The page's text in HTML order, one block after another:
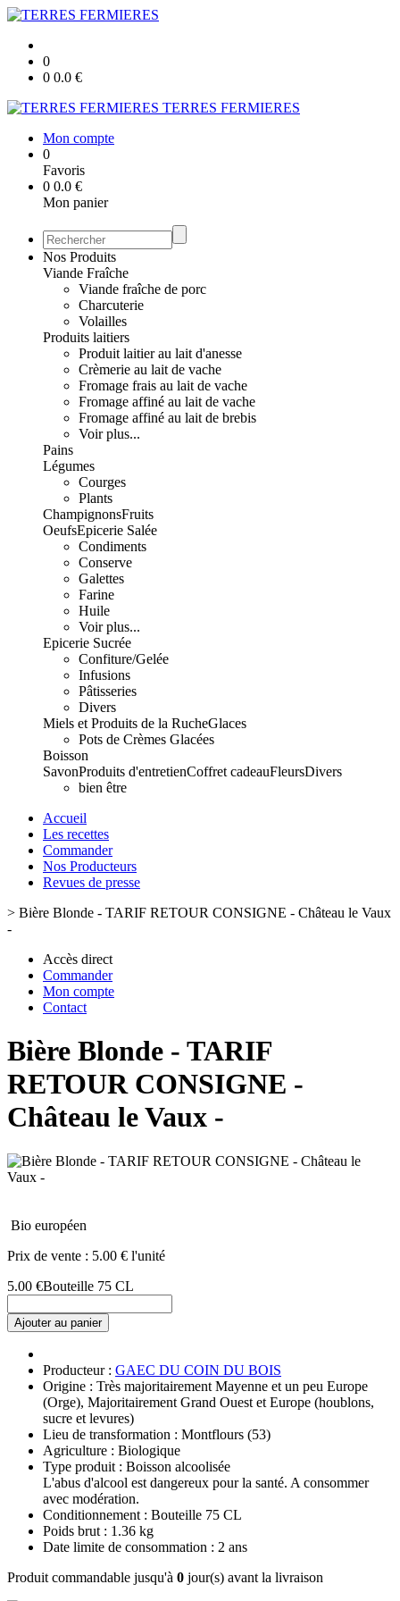
0
0 0.0 €
TERRES FERMIERES
Mon compte
0
Favoris
0 0.0 €
Mon panier
Nos Produits
Viande Fraîche
Viande fraîche de porc
Charcuterie
Volailles
Produits laitiers
Produit laitier au lait d'anesse
Crèmerie au lait de vache
Fromage frais au lait de vache
Fromage affiné au lait de vache
Fromage affiné au lait de brebis
Voir plus...
Pains
Légumes
Courges
Plants
ChampignonsFruits
OeufsEpicerie Salée
Condiments
Conserve
Galettes
Farine
Huile
Voir plus...
Epicerie Sucrée
Confiture/Gelée
Infusions
Pâtisseries
Divers
Miels et Produits de la RucheGlaces
Pots de Crèmes Glacées
Boisson
SavonProduits d'entretienCoffret cadeauFleursDivers
bien être
Accueil
Les recettes
Commander
Nos Producteurs
Revues de presse
> Bière Blonde - TARIF RETOUR CONSIGNE - Château le Vaux
-
Accès direct
Commander
Mon compte
Contact
Bière Blonde - TARIF
RETOUR CONSIGNE -
Château le Vaux -
Bio européen
Prix de vente : 5.00 € l'unité
5.00 €Bouteille 75 CL
Ajouter au panier
Producteur : GAEC DU COIN DU BOIS
Origine : Très majoritairement Mayenne et un peu Europe
(Orge), Majoritairement Grand Ouest et Europe (houblons,
sucre et levures)
Lieu de transformation : Montflours (53)
Agriculture : Biologique
Type produit : Boisson alcoolisée
L'abus d'alcool est dangereux pour la santé. A consommer
avec modération.
Conditionnement : Bouteille 75 CL
Poids brut : 1.36 kg
Date limite de consommation : 2 ans
Produit commandable jusqu'à 0 jour(s) avant la livraison